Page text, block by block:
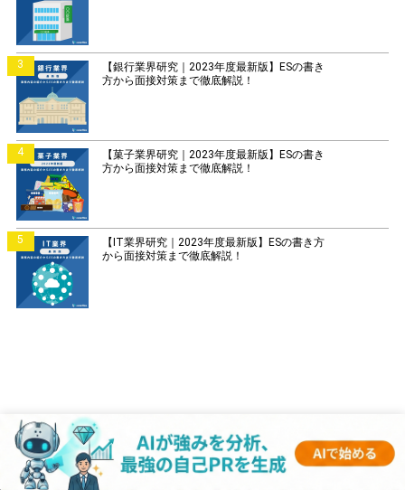
3
【銀行業界研究｜2023年度最新版】ESの書き
方から面接対策まで徹底解説！
4
【菓子業界研究｜2023年度最新版】ESの書き
方から面接対策まで徹底解説！
5
【IT業界研究｜2023年度最新版】ESの書き方
から面接対策まで徹底解説！